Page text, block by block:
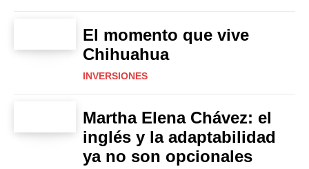
El momento que vive
Chihuahua
INVERSIONES
Martha Elena Chávez: el
inglés y la adaptabilidad
ya no son opcionales